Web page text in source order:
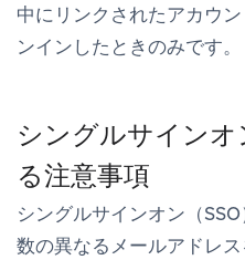
中にリンクされたアカウ
ンインしたときのみです。
シングルサインオ
る注意事項
シングルサインオン（
数の異なるメールアドレ